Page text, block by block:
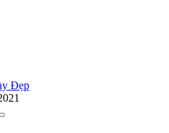
Đẹp